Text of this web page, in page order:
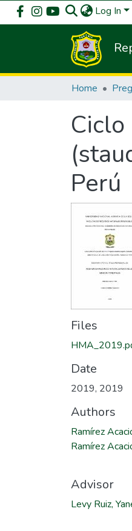
Log In
Home
Perú
Files
Date
2019, 2019
Authors
Ramírez
Ramírez
Advisor
Levy Ruiz,